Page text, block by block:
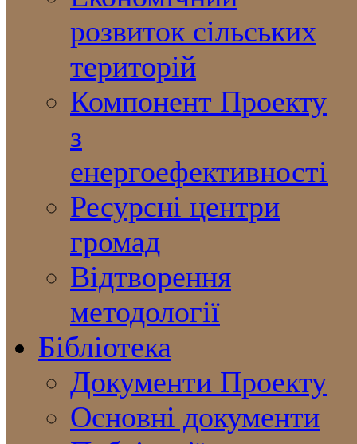
розвиток сільських
територій
Компонент Проекту
з
енергоефективності
Ресурсні центри
громад
Відтворення
методології
Бібліотека
Документи Проекту
Основні документи